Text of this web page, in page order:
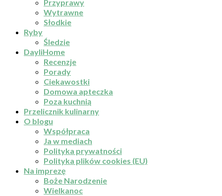
Przyprawy
Wytrawne
Słodkie
Ryby
Śledzie
DayliHome
Recenzje
Porady
Ciekawostki
Domowa apteczka
Poza kuchnią
Przelicznik kulinarny
O blogu
Współpraca
Ja w mediach
Polityka prywatności
Polityka plików cookies (EU)
Na imprezę
Boże Narodzenie
Wielkanoc